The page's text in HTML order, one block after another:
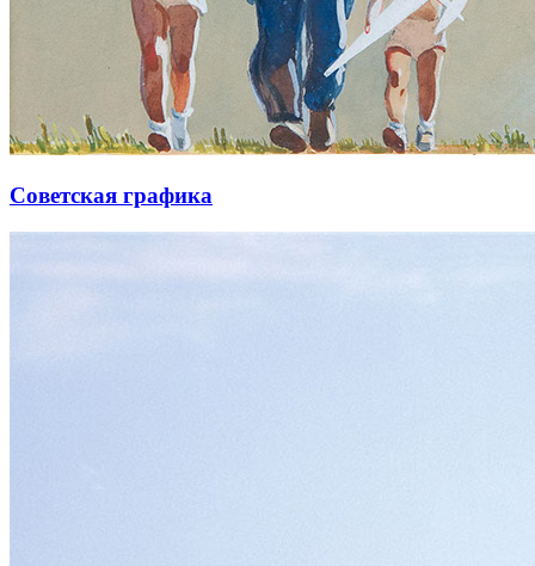
Советская графика